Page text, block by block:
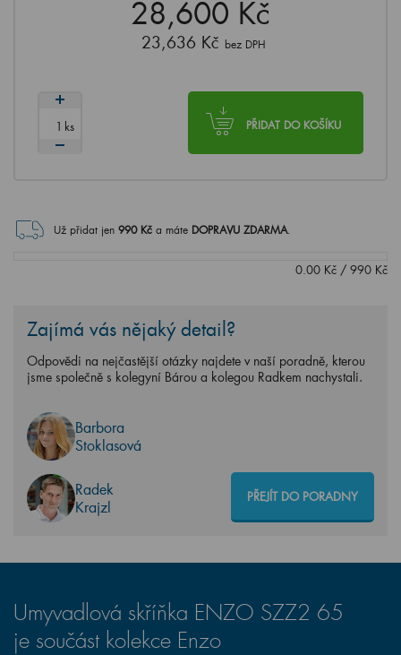
28,600 Kč
23,636 Kč bez DPH
PŘIDAT DO KOŠÍKU
ks
Už přidat jen 990Kč a máte DOPRAVU ZDARMA.
0.00 Kč / 990 Kč
Zajímá vás nějaký detail?
Odpovědi na nejčastější otázky najdete v naší poradně, kterou
jsme společně s kolegyní Bárou a kolegou Radkem nachystali.
Barbora
Stoklasová
Radek
Krajzl
PŘEJÍT DO PORADNY
Umyvadlová skříňka ENZO SZZ2 65
je součást kolekce Enzo